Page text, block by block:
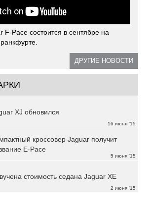
Pace состоится в сентябре на
ДРУГИЕ НОВОСТИ
16 июня '15
XJ обновился
5 июня '15
кроссовер Jaguar получит
E-Pace
2 июня '15
стоимость седана Jaguar XE